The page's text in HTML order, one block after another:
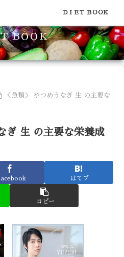
養素がわかる！健康やダイエットに
ＢＯＯＫ
＜魚類＞ やつめうなぎ 生 の主要な
ぎ 生 の主要な栄養成
はてブ
コピー
ＤＩＥＴ ＢＯＯＫ